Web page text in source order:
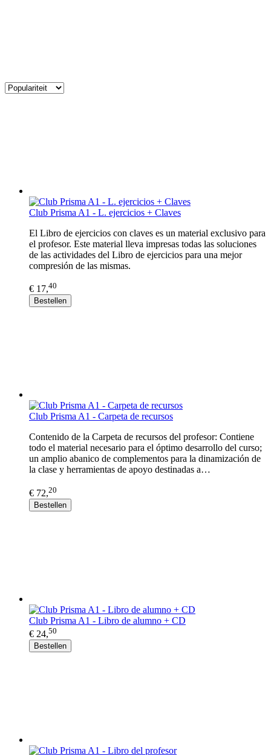
Club Prisma A1 - L. ejercicios + Claves
El Libro de ejercicios con claves es un material exclusivo para
el profesor. Este material lleva impresas todas las soluciones
de las actividades del Libro de ejercicios para una mejor
compresión de las mismas.
€ 17,40
Bestellen
Club Prisma A1 - Carpeta de recursos
Contenido de la Carpeta de recursos del profesor: Contiene
todo el material necesario para el óptimo desarrollo del curso;
un amplio abanico de complementos para la dinamización de
la clase y herramientas de apoyo destinadas a…
€ 72,20
Bestellen
Club Prisma A1 - Libro de alumno + CD
€ 24,50
Bestellen